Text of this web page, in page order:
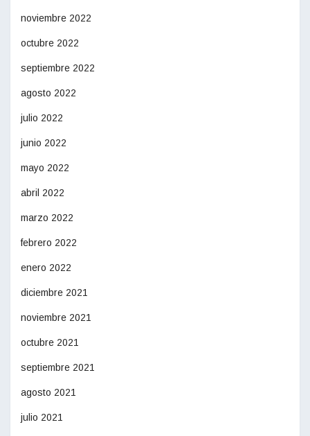
noviembre 2022
octubre 2022
septiembre 2022
agosto 2022
julio 2022
junio 2022
mayo 2022
abril 2022
marzo 2022
febrero 2022
enero 2022
diciembre 2021
noviembre 2021
octubre 2021
septiembre 2021
agosto 2021
julio 2021